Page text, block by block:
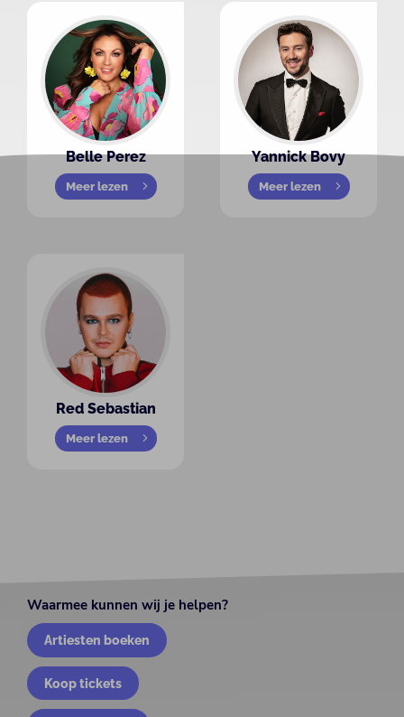
Belle Perez
Meer lezen
Yannick Bovy
Meer lezen
Red Sebastian
Meer lezen
Waarmee kunnen wij je helpen?
Artiesten boeken
Koop tickets